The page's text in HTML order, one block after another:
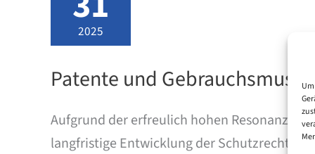
2025
Patente und
Aufgrund der erfreulich hohen Resonanz
langfristige Entwicklung der